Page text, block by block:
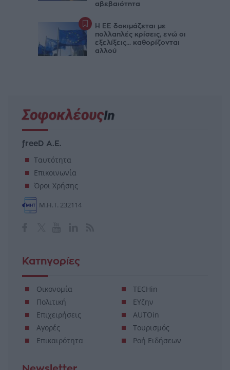
αβεβαιότητα
Η ΕΕ δοκιμάζεται με
πολλαπλές κρίσεις, ενώ οι
εξελίξεις... καθορίζονται
αλλού
freeD Α.Ε.
Ταυτότητα
Επικοινωνία
Όροι Χρήσης
Μ.Η.Τ. 232114
Κατηγορίες
Οικονομία
Πολιτική
Επιχειρήσεις
Αγορές
Επικαιρότητα
TECHin
ΕΥζην
AUTOin
Τουρισμός
Ροή Ειδήσεων